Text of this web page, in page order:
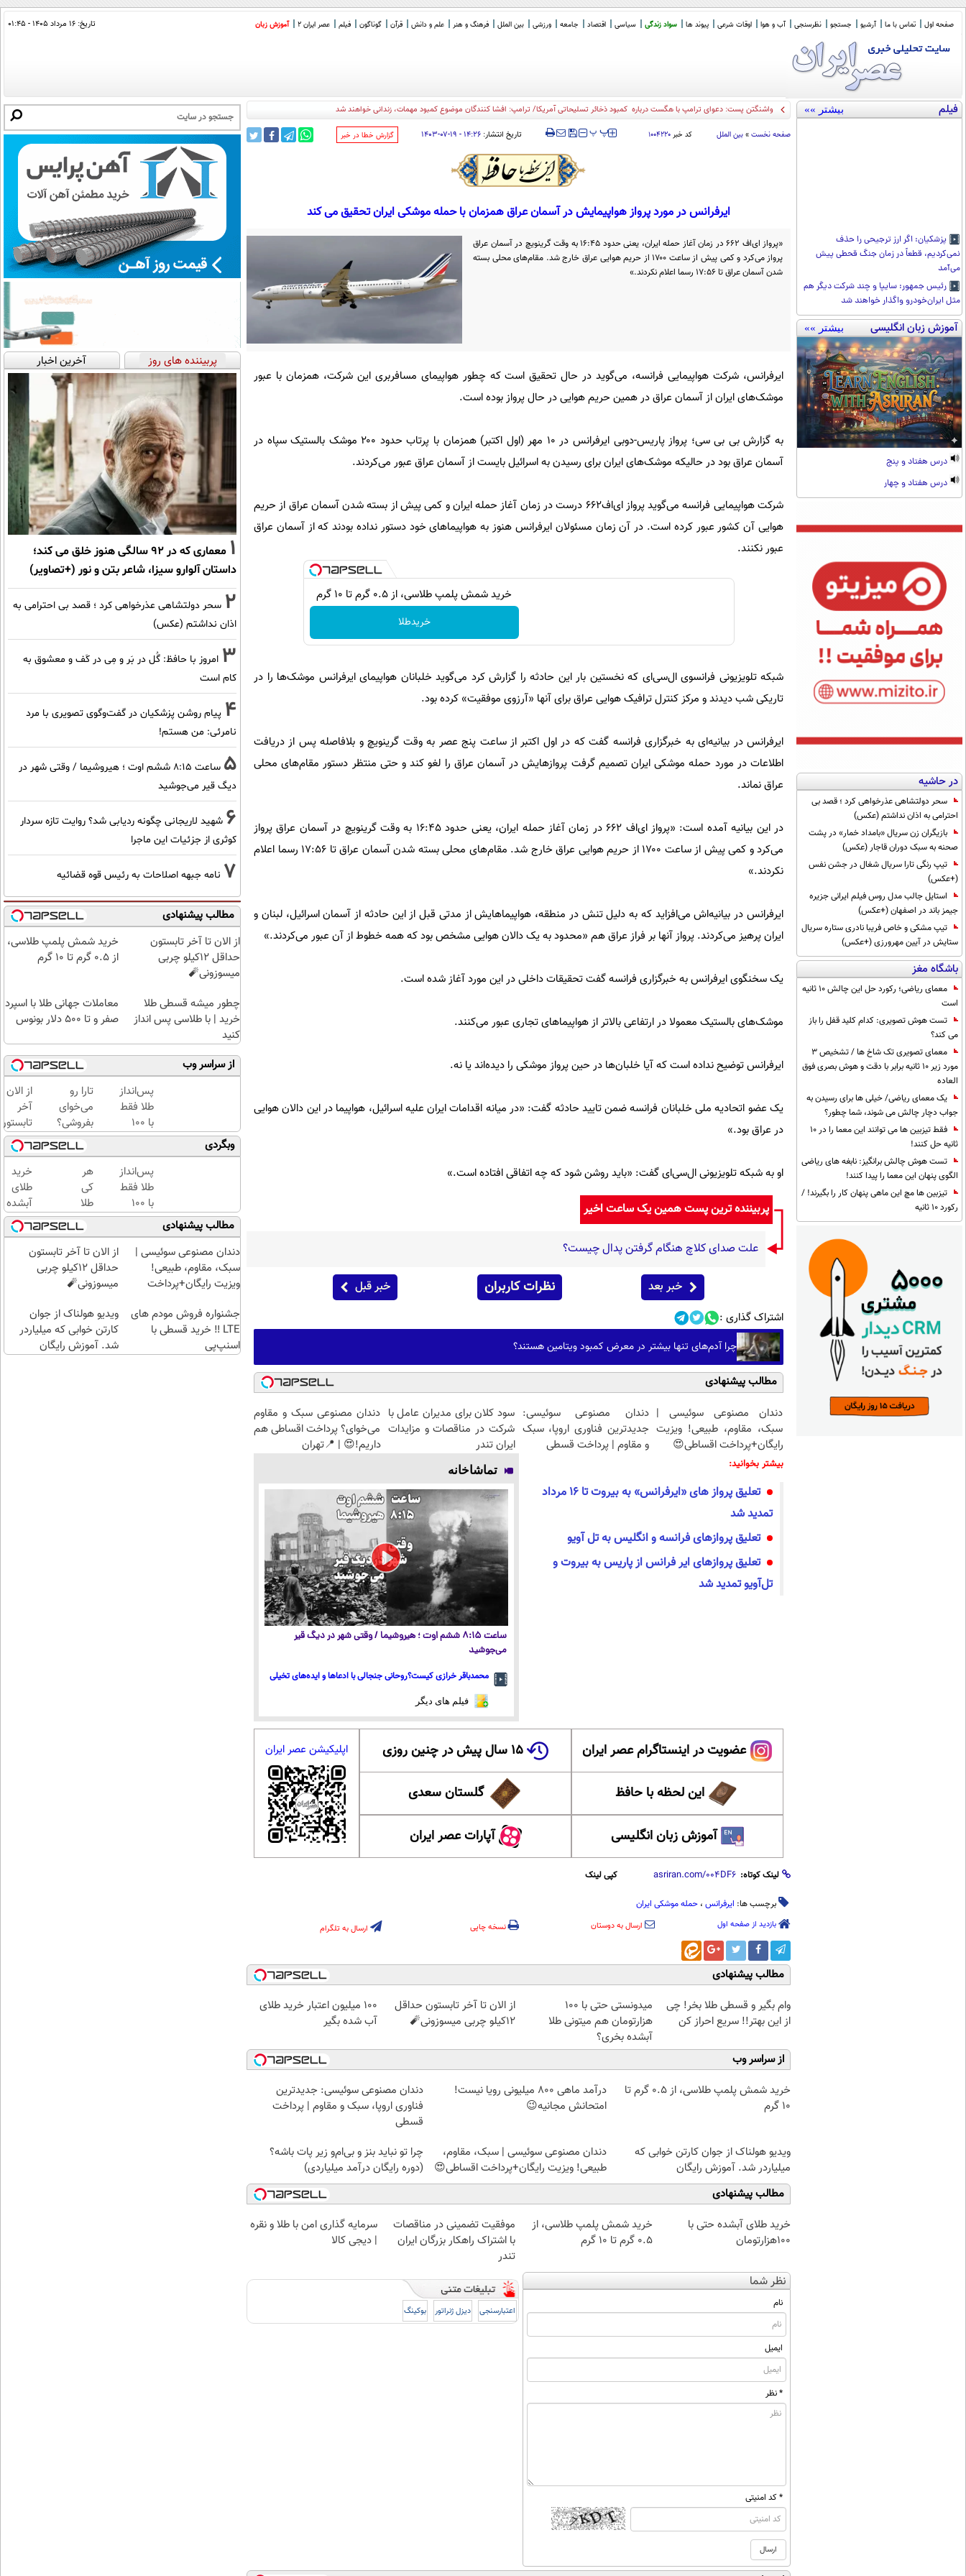
صفحه اول تماس با ما آرشیو جستجو نظرسنجی آب و هوا اوقات شرعی پیوند ها سواد زندگی سیاسی اقتصاد جامعه ورزشی بین الملل فرهنگ و هنر علم و دانش قرآن گوناگون فیلم عصر ایران 2 آموزش زبان تاریخ: ۱۶ مرداد ۱۴۰۵ - ۰۱:۴۵
فیلم بیشتر »»
پزشکیان: اگر ارز ترجیحی را حذف
نمی‌کردیم، قطعاً در زمان جنگ قحطی پیش
می‌آمد
رئیس جمهور: سایپا و چند شرکت دیگر هم
مثل ایران‌خودرو واگذار خواهند شد
آموزش زبان انگلیسی بیشتر »»
درس هفتاد و پنج
درس هفتاد و چهار
در حاشیه
سحر دولتشاهی عذرخواهی کرد ؛ قصد بی
احترامی به اذان نداشتم (عکس)
بازیگران زن سریال «بامداد خمار» در پشت
صحنه به سبک دوران قاجار (عکس)
تیپ رنگی تارا سریال شغال در جشن نفس
(+عکس)
استایل جالب مدل روس فیلم ایرانی جزیره
جیمز باند در اصفهان (+عکس)
تیپ مشکی و خاص فریبا نادری ستاره سریال
ستایش در آیین مهرورزی (+عکس)
باشگاه مغز
معمای ریاضی؛ رکورد حل این چالش 10 ثانیه
است
تست هوش تصویری: کدام کلید قفل را باز
می کند؟
معمای تصویری تک شاخ ها / تشخیص 3
مورد زیر 10 ثانیه برابر با دقت و هوش بصری فوق
العاده
یک معمای ریاضی/ خیلی ها برای رسیدن به
جواب دچار چالش می شوند، شما چطور؟
فقط تیزبین ها می توانند این معما را در 10
ثانیه حل کنند!
تست هوش چالش برانگیز: نابغه های ریاضی
الگوی پنهان این معما را پیدا کنند!
تیزبین ها مچ این ماهی پنهان کار را بگیرند! /
رکورد 10 ثانیه
۴_
صفحه نخست » بین الملل کد خبر ۱۰۰۴۲۲۰ ‍‍‍ پپ تاریخ انتشار: ۱۴:۲۶ - ۱۹-۰۷-۱۴۰۳ ‌گزارش خطا در خبر
ایرفرانس در مورد پرواز هواپیمایش در آسمان عراق همزمان با حمله موشکی ایران تحقیق می کند
«پرواز ای‌اف ۶۶۲ در زمان آغاز حمله ایران، یعنی حدود ۱۶:۴۵ به وقت گرینویچ در آسمان عراق
پرواز می‌کرد و کمی پیش از ساعت ۱۷۰۰ از حریم هوایی عراق خارج شد. مقام‌های محلی بسته
شدن آسمان عراق تا ۱۷:۵۶ رسما اعلام نکردند.»
ایرفرانس، شرکت هواپیمایی فرانسه، می‌گوید در حال تحقیق است که چطور هواپیمای مسافربری این شرکت، همزمان با عبور
موشک‌های ایران از آسمان عراق در همین حریم هوایی در حال پرواز بوده است.
به گزارش بی بی سی؛ پرواز پاریس-دوبی ایر‌فرانس در ۱۰ مهر (اول اکتبر) همزمان با پرتاب حدود ۲۰۰ موشک بالستیک سپاه در
آسمان عراق بود در حالیکه موشک‌های ایران برای رسیدن به اسرائیل بایست از آسمان عراق عبور می‌کردند.
شرکت هواپیمایی فرانسه می‌گوید پرواز ای‌اف۶۶۲ درست در زمان آغاز حمله ایران و کمی پیش از بسته شدن آسمان عراق از حریم
هوایی آن کشور عبور کرده است. در آن زمان مسئولان ایر‌فرانس هنوز به هواپیماهای خود دستور نداده بودند که از آسمان عراق
عبور نکنند.
خرید شمش پلمپ طلاسی، از ۰.۵ گرم تا ۱۰ گرم
خریدطلا
شبکه تلویزیونی فرانسوی ال‌سی‌ای که نخستین بار این حادثه را گزارش کرد می‌گوید خلبانان هواپیمای ایرفرانس موشک‌ها را در
تاریکی شب دیدند و مرکز کنترل ترافیک هوایی عراق برای آنها «آرزوی موفقیت» کرده بود.
ایرفرانس در بیانیه‌ای به خبرگزاری فرانسه گفت که در اول اکتبر از ساعت پنج عصر به وقت گرینویچ و بلافاصله پس از دریافت
اطلاعات در مورد حمله موشکی ایران تصمیم گرفت پروازهایش در آسمان عراق را لغو کند و حتی منتظر دستور مقام‌های محلی
عراق نماند.
در این بیانیه آمده است: «پرواز ای‌اف ۶۶۲ در زمان آغاز حمله ایران، یعنی حدود ۱۶:۴۵ به وقت گرینویچ در آسمان عراق پرواز
می‌کرد و کمی پیش از ساعت ۱۷۰۰ از حریم هوایی عراق خارج شد. مقام‌های محلی بسته شدن آسمان عراق تا ۱۷:۵۶ رسما اعلام
نکردند.»
ایرفرانس در بیانیه‌اش می‌افزاید که به دلیل تنش در منطقه، هواپیماهایش از مدتی قبل از این حادثه از آسمان اسرائیل، لبنان و
ایران پرهیز می‌کردند. پرواز آنها بر فراز عراق هم «محدود به یک دالان هوایی مشخص بود که همه خطوط از آن عبور می‌کردند.»
یک سخنگوی ایرفرانس به خبرگزاری فرانسه گفت تحقیقات داخلی در این مورد آغاز شده است.
موشک‌های بالستیک معمولا در ارتفاعی بالاتر از هواپیماهای تجاری عبور می‌کنند.
ایرفرانس توضیح نداده است که آیا خلبان‌ها در حین پرواز موشکی را دیده‌اند یا نه.
یک عضو اتحادیه ملی خلبانان فرانسه ضمن تایید حادثه گفت: «در میانه اقدامات ایران علیه اسرائیل، هواپیما در این دالان هوایی
در عراق بود.»
او به شبکه تلویزیونی ال‌سی‌ای گفت: «باید روشن شود که چه اتفاقی افتاده است.»
پربیننده ترین پست همین یک ساعت اخیر
علت صدای کلاچ هنگام گرفتن پدال چیست؟
خبر بعد نظرات کاربران خبر قبل
اشتراک گذاری :
چرا آدم‌های تنها بیشتر در معرض کمبود ویتامین هستند؟
مطالب پیشنهادی
دندان مصنوعی سوئیسی |
سبک، مقاوم، طبیعی! ویزیت
رایگان+پرداخت اقساطی😍
دندان مصنوعی سوئیسی:
جدیدترین فناوری اروپا، سبک
و مقاوم | پرداخت قسطی
سود کلان برای مدیران عامل با
شرکت در مناقصات و مزایدات
ایران تندر
دندان مصنوعی سبک و مقاوم
می‌خوای؟ پرداخت اقساطی هم
داریم!😍 | 📍تهران
بیشتر بخوانید:
تعلیق پرواز های «ایرفرانس» به بیروت تا ۱۶ مرداد
تمدید شد
تعلیق پروازهای فرانسه و انگلیس به تل آویو
تعلیق پروازهای ایر فرانس از پاریس به بیروت و
تل‌آویو تمدید شد
تماشاخانه
ساعت ۸:۱۵ ششم اوت ؛ هیروشیما / وقتی شهر در دیگ قیر
می‌جوشید
محمدباقر خرازی کیست؟روحانی جنجالی با ادعاها و ایده‌های تخیلی
فیلم های دیگر
عضویت در اینستاگرام عصر ایران ۱۵ سال پیش در چنین روزی
این لحظه با حافظ گلستان سعدی
آموزش زبان انگلیسی آپارات عصر ایران
اپلیکیشن عصر ایران
لینک کوتاه: کپی لینک
برچسب ها: ایرفرانس ، حمله موشکی ایران
بازدید از صفحه اول ارسال به دوستان نسخه چاپی ارسال به تلگرام
مطالب پیشنهادی
وام بگیر و قسطی طلا بخر! چی
از این بهتر!! سریع احراز کن
میدونستی حتی با ۱۰۰
هزارتومان هم میتونی طلا
آبشده بخری؟
از الان تا آخر تابستون حداقل
12کیلو چربی میسوزونی🧨
100 میلیون اعتبار خرید طلای
آب شده بگیر
از سراسر وب
خرید شمش پلمپ طلاسی، از ۰.۵ گرم تا
۱۰ گرم
درآمد ماهی 800 میلیونی رویا نیست!
امتحانش مجانیه😉
دندان مصنوعی سوئیسی: جدیدترین
فناوری اروپا، سبک و مقاوم | پرداخت
قسطی
ویدیو هولناک از جوان کارتن خوابی که
میلیاردر شد. آموزش رایگان
دندان مصنوعی سوئیسی | سبک، مقاوم،
طبیعی! ویزیت رایگان+پرداخت اقساطی😍
چرا تو نباید بنز و بی‌ام‌و زیر پات باشه؟
(دوره رایگان درآمد میلیاردی)
مطالب پیشنهادی
خرید طلای آبشده حتی با
۱۰۰هزارتومان
خرید شمش پلمپ طلاسی، از
۰.۵ گرم تا ۱۰ گرم
موفقیت تضمینی در مناقصات
با اشتراک راهکار بزرگان ایران
تندر
سرمایه گذاری امن با طلا و نقره
| دیجی کالا
نظر شما
نام
ایمیل
* نظر
* کد امنیتی
اعتبارسنجی دیزل ژنراتور بوکینگ
پربیننده های روز آخرین اخبار
1
معماری که در 92 سالگی هنوز خلق می کند؛
داستان آلوارو سیزا، شاعر بتن و نور (+تصاویر)
2 سحر دولتشاهی عذرخواهی کرد ؛ قصد بی احترامی به
اذان نداشتم (عکس)
3 امروز با حافظ: گُل در بَر و مِی در کَف و معشوق به
کام است
4 پیام روشن پزشکیان در گفت‌و‌گوی تصویری با مرد
نامرئی: من هستم!
5
ساعت ۸:۱۵ ششم اوت ؛ هیروشیما / وقتی شهر در
دیگ قیر می‌جوشید
6 شهید لاریجانی چگونه ردیابی شد؟ روایت تازه سردار
کوثری از جزئیات این ماجرا
7 نامه جبهه اصلاحات به رئیس قوه قضائیه
مطالب پیشنهادی
از الان تا آخر تابستون
حداقل 12کیلو چربی
میسوزونی🧨
خرید شمش پلمپ طلاسی،
از ۰.۵ گرم تا ۱۰ گرم
چطور میشه قسطی طلا
خرید | با طلاسی پس انداز
کنید
معاملات جهانی طلا با اسپرد
صفر و تا ۵۰۰ دلار بونوس
از سراسر وب
پس‌انداز
طلا فقط
با ۱۰۰
هزارتومان
(امن و
راحت)
تارا رو
می‌خوای
بفروشی؟
با
خودرو۴۵
یک‌روزه
بفروشش
از الان
آخر
حداقل
12کیلو
چربی
🧨
وبگردی
پس‌انداز
طلا فقط
با ۱۰۰
هزارتومان
(امن و
راحت)
هر
کی
طلا
داره،
غم
نداره!
😊💎
(خرید
چند
کلیک)
خرید
طلای
آبشده
حتی با
۱۰۰هزارتومان
مطالب پیشنهادی
دندان مصنوعی سوئیسی |
سبک، مقاوم، طبیعی!
ویزیت رایگان+پرداخت
از الان تا آخر تابستون
حداقل 12کیلو چربی
میسوزونی🧨
جشنواره فروش مودم های
LTE ‼️ خرید قسطی با
اسنپ‌پی
ویدیو هولناک از جوان
کارتن خوابی که میلیاردر
شد. آموزش رایگان